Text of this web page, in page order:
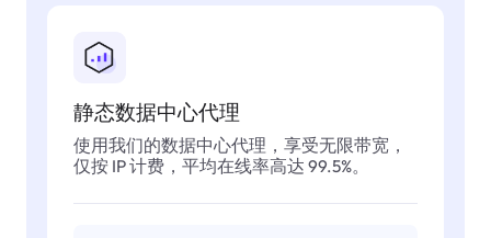
静态数据中心代理
使用我们的数据中心代理，享受无限带宽，
仅按 IP 计费，平均在线率高达 99.5%。